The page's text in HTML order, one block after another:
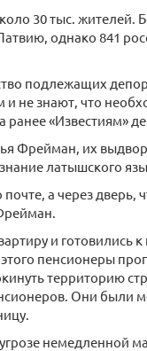
30 тыс.
однако 841
подлежащих
не знают, что
ранее «Известиям»
Фрейман, их
латышского
а через
и готовились
пенсионеры
территорию
Они были
немедленной